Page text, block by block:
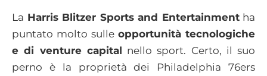
La Harris Blitzer Sports and Entertainmentha
puntato molto sulle opportunità tecnologiche
e di venture capital nello sport. Certo, il suo
perno è la proprietà dei Philadelphia 76ers